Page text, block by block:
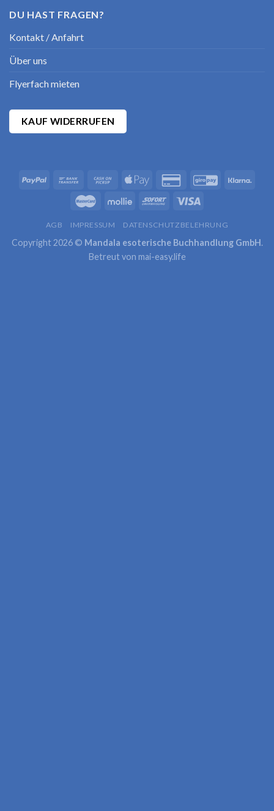
DU HAST FRAGEN?
Kontakt / Anfahrt
Über uns
Flyerfach mieten
KAUF WIDERRUFEN
AGB IMPRESSUM DATENSCHUTZBELEHRUNG
Copyright 2026 © Mandala esoterische Buchhandlung GmbH .
Betreut von mai-easy.life